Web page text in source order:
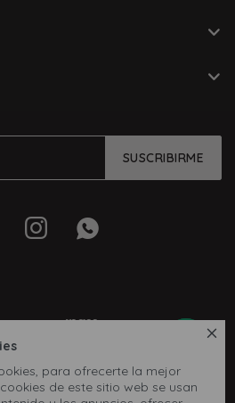

para ofrecerte la mejor
de este sitio web se usan
SUSCRIBIRME
 